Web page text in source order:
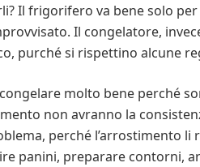
Il frigorifero va bene solo
Il congelatore,
purché si rispettino alcune
molto bene perché
non avranno la
perché l’arrostimento li
panini, preparare contorni,